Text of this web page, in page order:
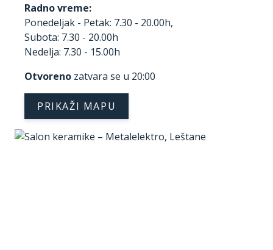
Radno vreme:
Ponedeljak - Petak: 7.30 - 20.00h,
Subota: 7.30 - 20.00h
Nedelja: 7.30 - 15.00h
Otvoreno zatvara se u 20:00
PRIKAŽI MAPU